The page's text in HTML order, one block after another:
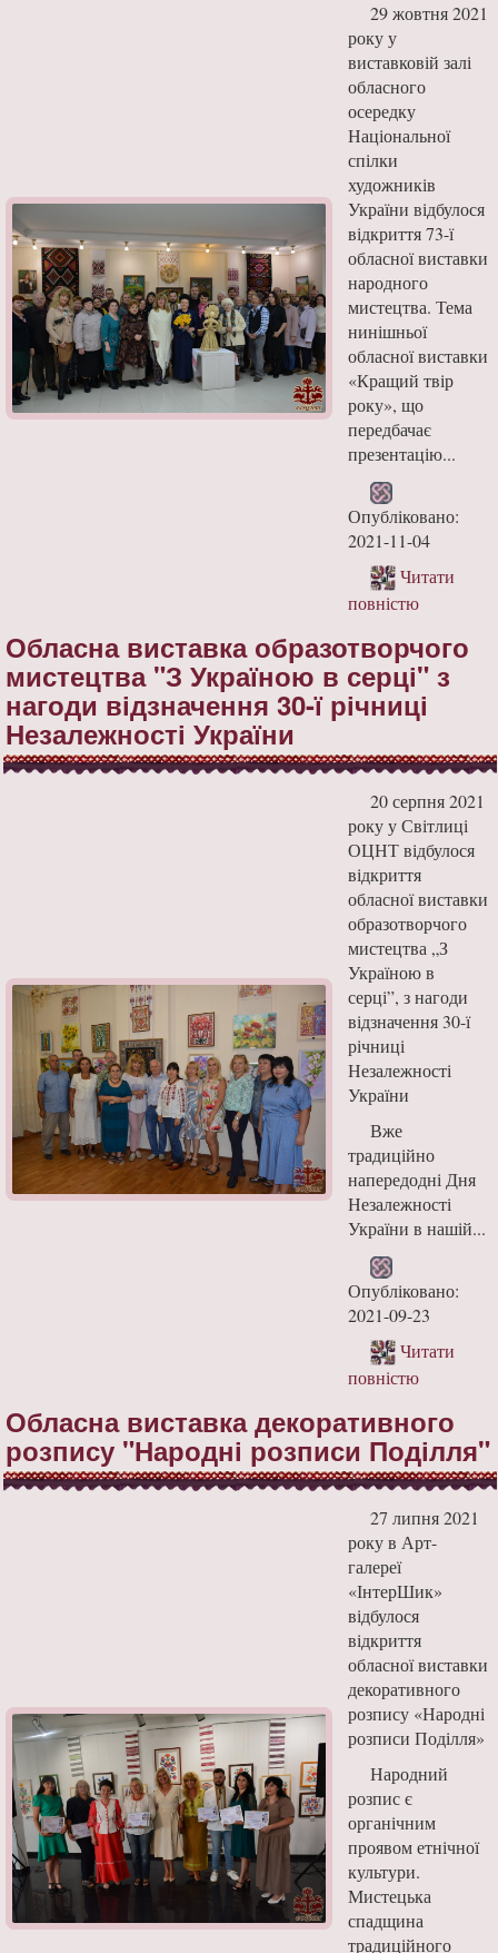
29 жовтня 2021
року у
виставковій залі
обласного
осередку
Національної
спілки
художників
України відбулося
відкриття 73-ї
обласної виставки
народного
мистецтва. Тема
нинішньої
обласної виставки
«Кращий твір
року», що
передбачає
презентацію...
Опубліковано:
2021-11-04
Читати
повністю
Обласна виставка образотворчого
мистецтва "З Україною в серці" з
нагоди відзначення 30-ї річниці
Незалежності України
20 серпня 2021
року у Світлиці
ОЦНТ відбулося
відкриття
обласної виставки
образотворчого
мистецтва „З
Україною в
серці”, з нагоди
відзначення 30-ї
річниці
Незалежності
України
Вже
традиційно
напередодні Дня
Незалежності
України в нашій...
Опубліковано:
2021-09-23
Читати
повністю
Обласна виставка декоративного
розпису "Народні розписи Поділля"
27 липня 2021
року в Арт-
галереї
«ІнтерШик»
відбулося
відкриття
обласної виставки
декоративного
розпису «Народні
розписи Поділля»
Народний
розпис є
органічним
проявом етнічної
культури.
Мистецька
спадщина
традиційного